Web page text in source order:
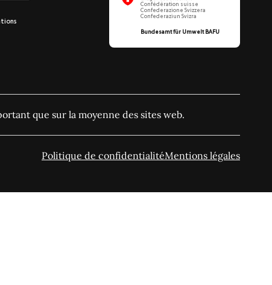
Confédération suisse
Confederazione Svizzera
Confederaziun Svizra
Bundesamt für Umwelt BAFU
que sur la moyenne des sites web.
Politique de confidentialitéMentions légales